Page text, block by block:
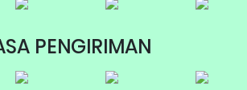
PENGIRIMAN